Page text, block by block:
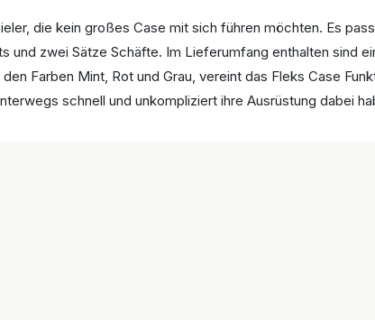
die kein großes Case mit sich führen möchten. Es
zwei Sätze Schäfte. Im Lieferumfang enthalten sind
Farben Mint, Rot und Grau, vereint das Fleks Case
schnell und unkompliziert ihre Ausrüstung dabei